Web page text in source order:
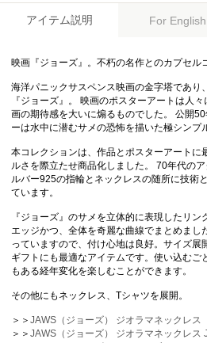
アイテム説明 For English
映画『ジョーズ』。不朽の名作とのカプセル
海洋パニックサスペンス映画の金字塔であり
『ジョーズ』。 映画のポスターアートは人
画の期待感を大いに煽るものでした。 公開
ーは水中に潜むサメの恐怖を描いた極シンプ
本コレクションは、作品とポスターアートに
ルさを際立たせ商品化しました。 70年代の
ルバー925の指輪とネックレスの随所に技術
ています。
『ジョーズ』のサメを立体的に表現したリ
エッジかつ、全体を奇麗な曲線でまとめまし
っていますので、付け心地は良好。サイズ展
ギフトにも最適なアイテムです。使い込むご
もある経年変化を楽しむことができます。
その他にもネックレス、Tシャツを展開。
＞＞JAWS（ジョーズ） ジオラマネックレス
＞＞JAWS（ジョーズ） ジオラマネックレス